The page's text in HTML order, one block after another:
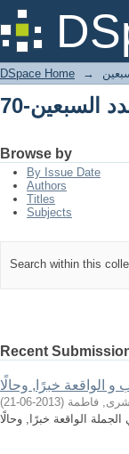
العدد السبعين
DSpace Home →
العدد السبعين
Browse by
By Issue Date
Authors
Titles
Subjects
Search within this
Recent
الواقعة خبرًا, وحالًا
فاطمة (
2013-06-21
)